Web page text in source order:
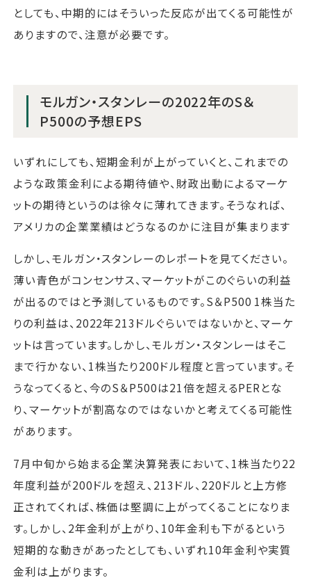
としても、中期的にはそういった反応が出てくる可能性が
ありますので、注意が必要です。
モルガン・スタンレーの2022年のS＆
P500の予想EPS
いずれにしても、短期金利が上がっていくと、これまでの
ような政策金利による期待値や、財政出動によるマーケ
ットの期待というのは徐々に薄れてきます。そうなれば、
アメリカの企業業績はどうなるのかに注目が集まります
しかし、モルガン・スタンレーのレポートを見てください。
薄い青色がコンセンサス、マーケットがこのぐらいの利益
が出るのではと予測しているものです。S＆P500 1株当た
りの利益は、2022年213ドルぐらいではないかと、マーケ
ットは言っています。しかし、モルガン・スタンレーはそこ
まで行かない、1株当たり200ドル程度と言っています。そ
うなってくると、今のS＆P500は21倍を超えるPERとな
り、マーケットが割高なのではないかと考えてくる可能性
があります。
7月中旬から始まる企業決算発表において、1株当たり22
年度利益が200ドルを超え、213ドル、220ドルと上方修
正されてくれば、株価は堅調に上がってくることになりま
す。しかし、2年金利が上がり、10年金利も下がるという
短期的な動きがあったとしても、いずれ10年金利や実質
金利は上がります。